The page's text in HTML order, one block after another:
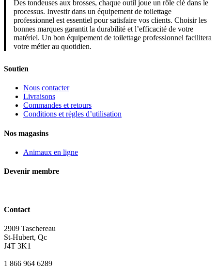
Des tondeuses aux brosses, chaque outil joue un rôle clé dans le
processus. Investir dans un équipement de toilettage
professionnel est essentiel pour satisfaire vos clients. Choisir les
bonnes marques garantit la durabilité et l’efficacité de votre
matériel. Un bon équipement de toilettage professionnel facilitera
votre métier au quotidien.
Soutien
Nous contacter
Livraisons
Commandes et retours
Conditions et règles d’utilisation
Nos magasins
Animaux en ligne
Devenir membre
Contact
2909 Taschereau
St-Hubert, Qc
J4T 3K1
1 866 964 6289